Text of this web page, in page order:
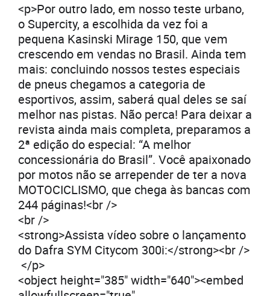
<p>Por outro lado, em nosso teste urbano,
o Supercity, a escolhida da vez foi a
pequena Kasinski Mirage 150, que vem
crescendo em vendas no Brasil. Ainda tem
mais: concluindo nossos testes especiais
de pneus chegamos a categoria de
esportivos, assim, saberá qual deles se saí
melhor nas pistas. Não perca! Para deixar a
revista ainda mais completa, preparamos a
2ª edição do especial: “A melhor
concessionária do Brasil”. Você apaixonado
por motos não se arrepender de ter a nova
MOTOCICLISMO, que chega às bancas com
244 páginas!<br />
<br />
<strong>Assista vídeo sobre o lançamento
do Dafra SYM Citycom 300i:</strong><br />
</p>
<object height="385" width="640"><embed